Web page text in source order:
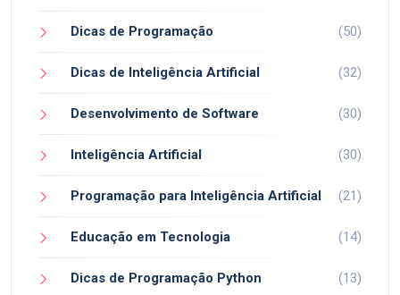
Dicas de Programação (50)
Dicas de Inteligência Artificial (32)
Desenvolvimento de Software (30)
Inteligência Artificial (30)
Programação para Inteligência Artificial (21)
Educação em Tecnologia (14)
Dicas de Programação Python (13)